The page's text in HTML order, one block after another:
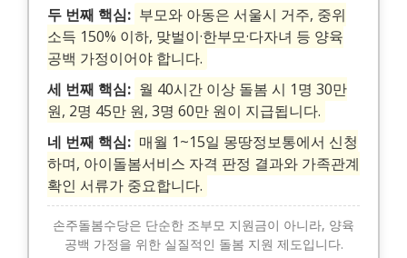
두 번째 핵심: 부모와 아동은 서울시 거주, 중위
소득 150% 이하, 맞벌이·한부모·다자녀 등 양육
공백 가정이어야 합니다.
세 번째 핵심: 월 40시간 이상 돌봄 시 1명 30만
원, 2명 45만 원, 3명 60만 원이 지급됩니다.
네 번째 핵심: 매월 1~15일 몽땅정보통에서 신청
하며, 아이돌봄서비스 자격 판정 결과와 가족관계
확인 서류가 중요합니다.
손주돌봄수당은 단순한 조부모 지원금이 아니라, 양육
공백 가정을 위한 실질적인 돌봄 지원 제도입니다.